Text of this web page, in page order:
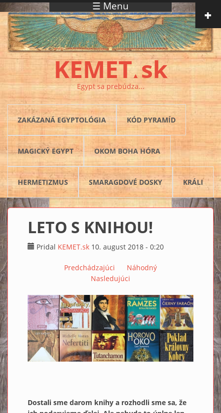
Skočiť na hlavný obsah ☰ Menu
KEMET▲ sk
Egypt sa prebúdza...
ZAKÁZANÁ EGYPTOLÓGIA KÓD PYRAMÍD
MAGICKÝ EGYPT OKOM BOHA HÓRA
HERMETIZMUS SMARAGDOVÉ DOSKY KRÁLI
LETO S KNIHOU!
Pridal KEMET.sk 10. august 2018 - 0:20
Predchádzajúci
Náhodný
Nasledujúci
Dostali sme darom knihy a rozhodli sme sa, že